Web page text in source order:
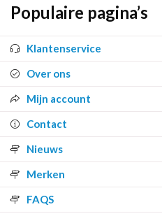
Populaire pagina’s
Klantenservice
Over ons
Mijn account
Contact
Nieuws
Merken
FAQS